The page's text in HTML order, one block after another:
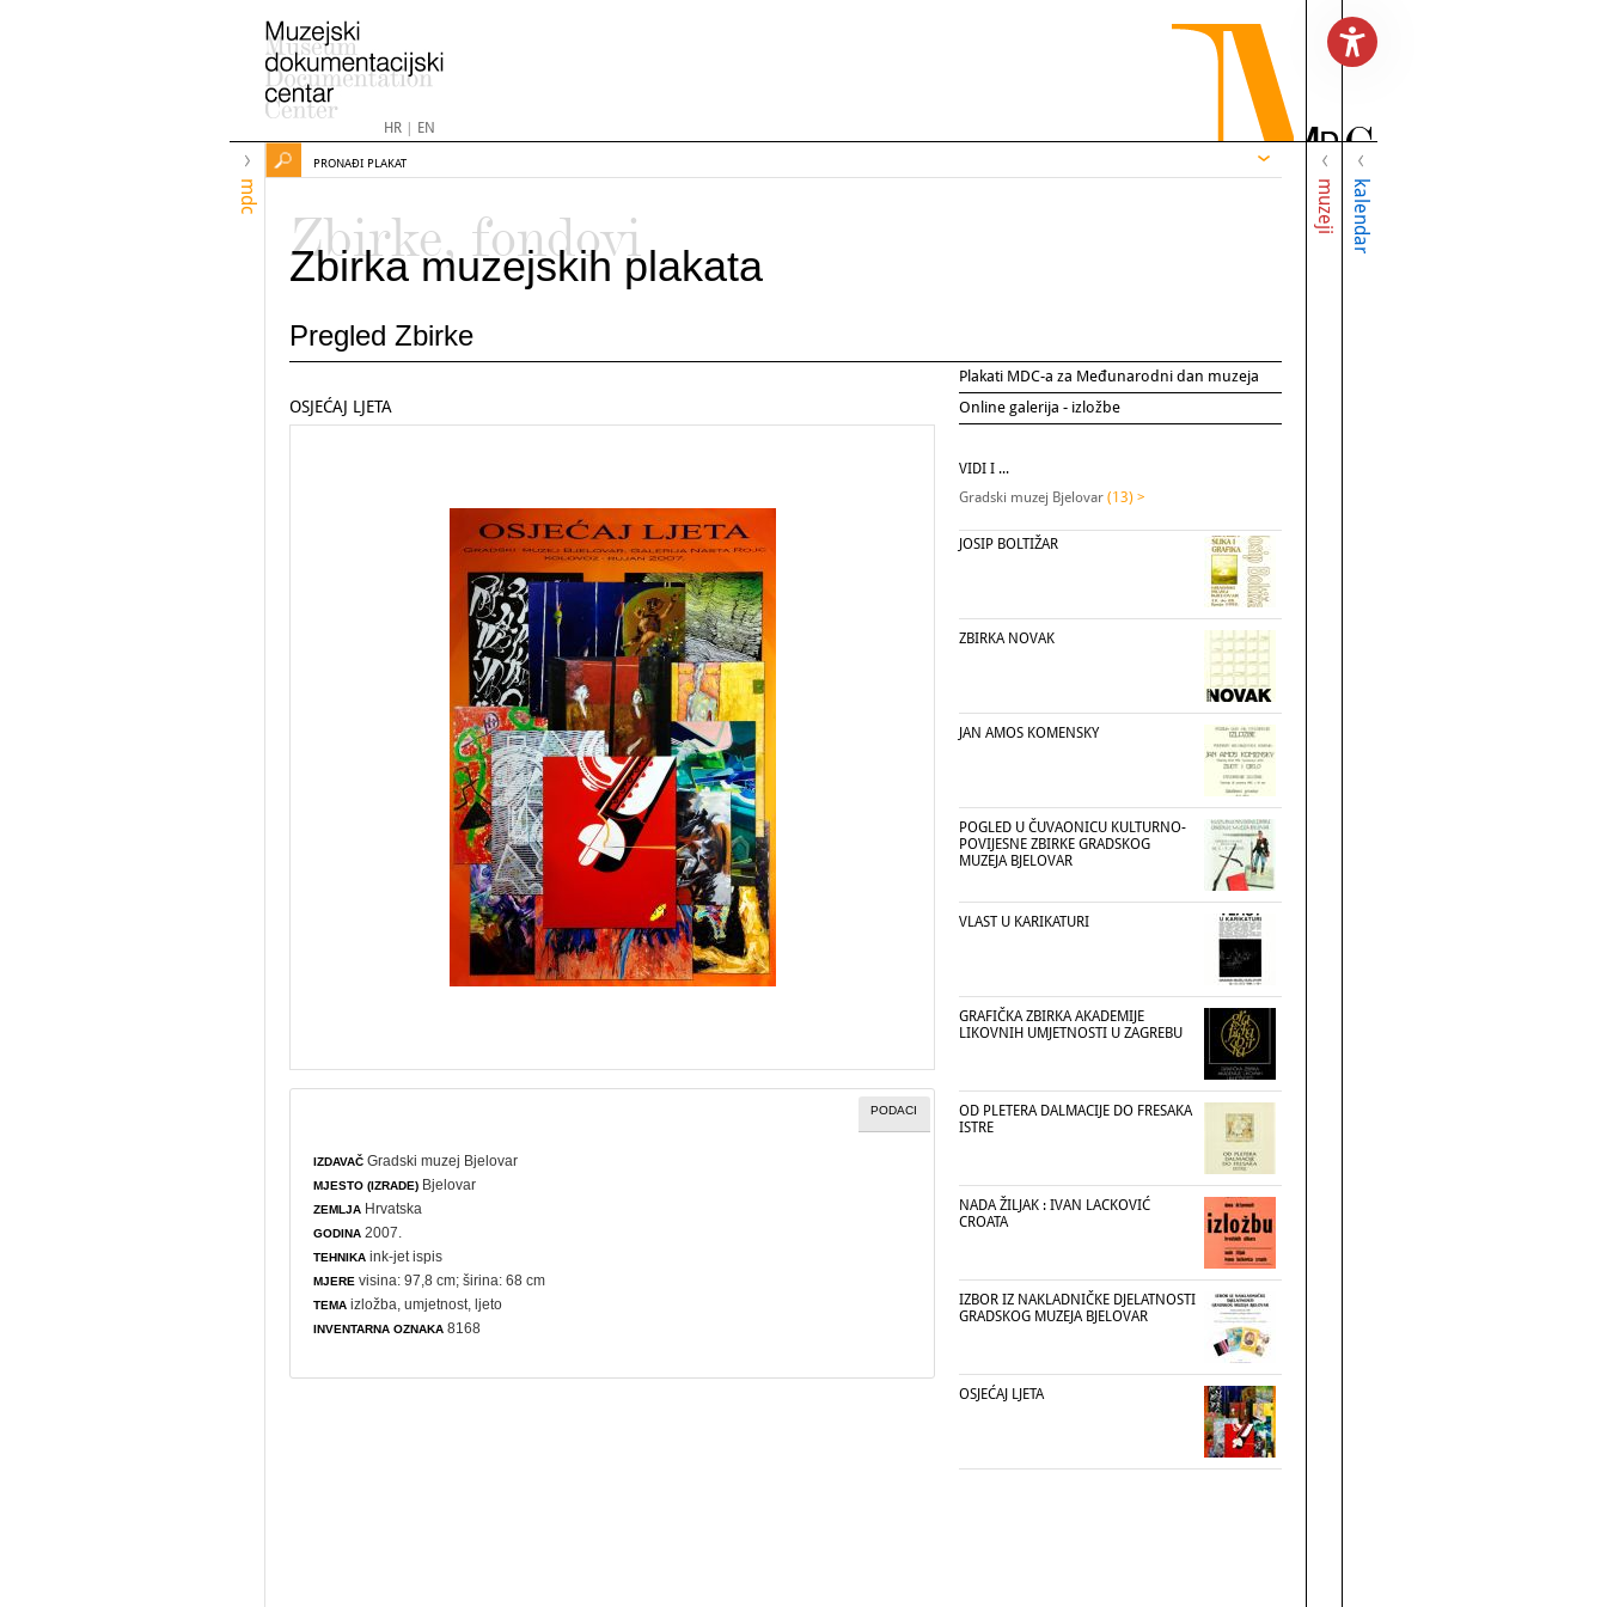
HR| EN
mdc muzeji kalendar
PRONAĐI PLAKAT
Zbirke, fondovi
Zbirka muzejskih plakata
Pregled Zbirke
Plakati MDC-a za Međunarodni dan muzeja
Online galerija - izložbe
OSJEĆAJ LJETA
PODACI
IZDAVAČ Gradski muzej Bjelovar
MJESTO (IZRADE) Bjelovar
ZEMLJA Hrvatska
GODINA 2007.
TEHNIKA ink-jet ispis
MJERE visina: 97,8 cm; širina: 68 cm
TEMA izložba ,umjetnost ,ljeto
INVENTARNA OZNAKA 8168
VIDI I ...
Gradski muzej Bjelovar (13) >
JOSIP BOLTIŽAR
ZBIRKA NOVAK
JAN AMOS KOMENSKY
POGLED U ČUVAONICU KULTURNO-
POVIJESNE ZBIRKE GRADSKOG
MUZEJA BJELOVAR
VLAST U KARIKATURI
GRAFIČKA ZBIRKA AKADEMIJE
LIKOVNIH UMJETNOSTI U ZAGREBU
OD PLETERA DALMACIJE DO FRESAKA
ISTRE
NADA ŽILJAK : IVAN LACKOVIĆ
CROATA
IZBOR IZ NAKLADNIČKE DJELATNOSTI
GRADSKOG MUZEJA BJELOVAR
OSJEĆAJ LJETA